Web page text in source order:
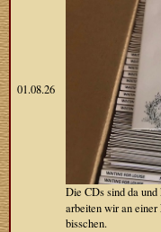
01.08.26
Die CDs sind da
arbeiten wir an einer
bisschen.